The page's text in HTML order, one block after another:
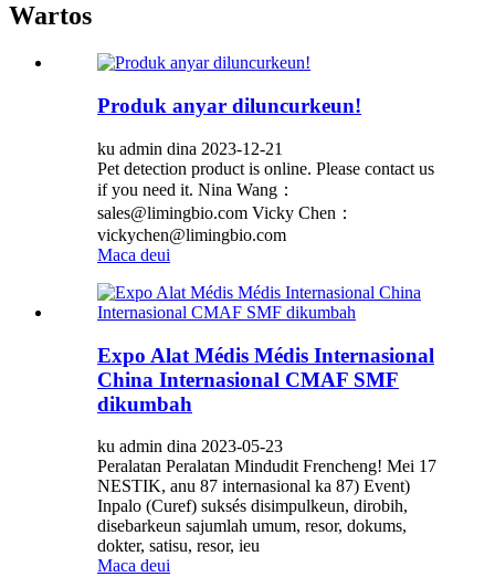
Wartos
Produk anyar diluncurkeun!
ku admin dina 2023-12-21
Pet detection product is online. Please contact us
if you need it. Nina Wang：
sales@limingbio.com Vicky Chen：
vickychen@limingbio.com
Maca deui
Expo Alat Médis Médis Internasional
China Internasional CMAF SMF
dikumbah
ku admin dina 2023-05-23
Peralatan Peralatan Mindudit Frencheng! Mei 17
NESTIK, anu 87 internasional ka 87) Event)
Inpalo (Curef) suksés disimpulkeun, dirobih,
disebarkeun sajumlah umum, resor, dokums,
dokter, satisu, resor, ieu
Maca deui